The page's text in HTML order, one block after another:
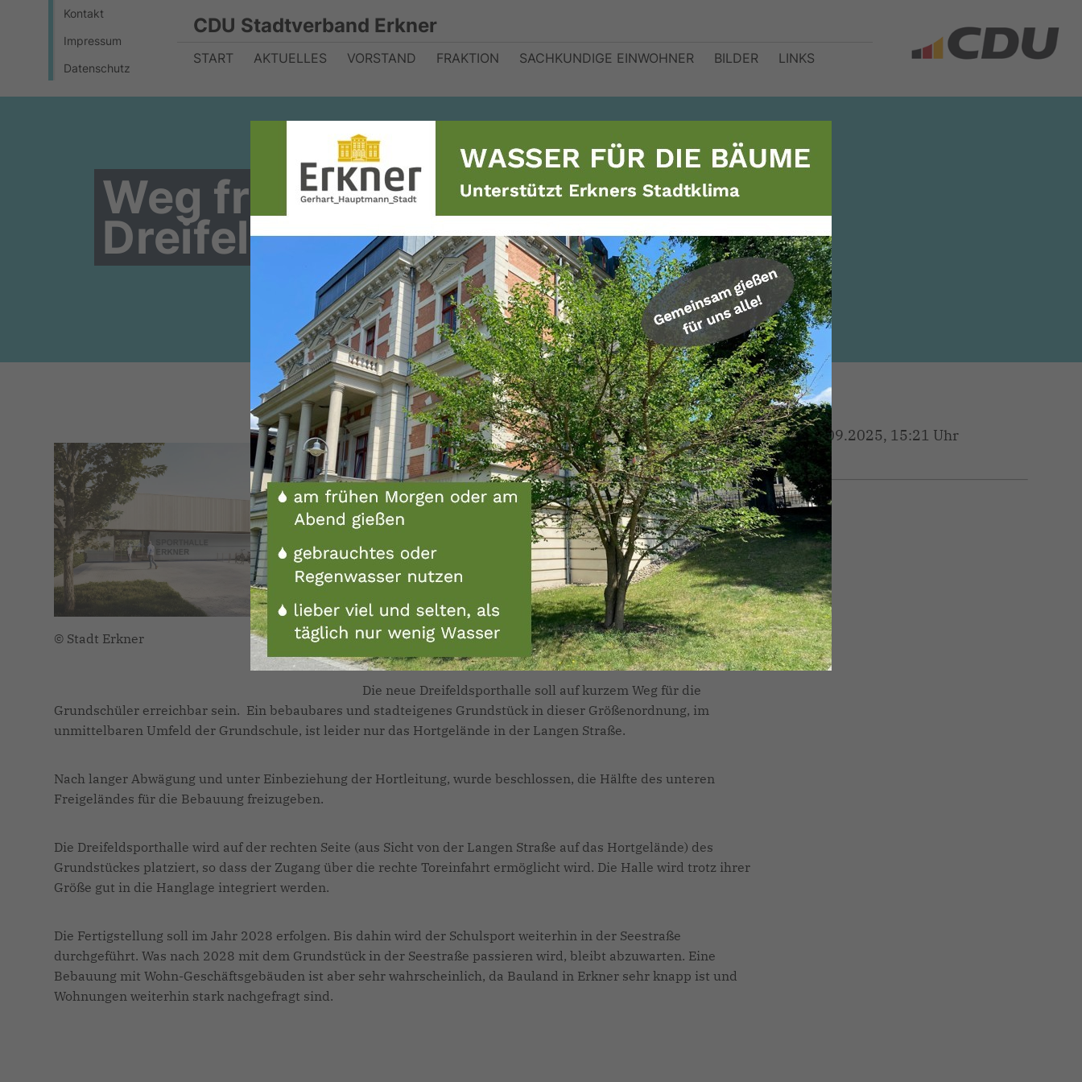
Kontakt
Impressum
Datenschutz
CDU Stadtverband Erkner
START AKTUELLES VORSTAND FRAKTION SACHKUNDIGE EINWOHNER BILDER LINKS
Weg frei für eine neue
Dreifeldsporthalle in Erkner
© Stadt Erkner
Die alte Turnhalle der Löcknitz-Grundschule in der Seestraße hat
nunmehr ausgedient. Mit großer Mehrheit der Stadtverordneten
wurde einstimmig der Beschluss gefasst, dem Unternehmen
Fechtelkord und Eggersmann GmbH den Auftrag zur Errichtung
einer Dreifeldsporthalle zu erteilen. Das Auftragsvolumen
umfasst immerhin 7,2 Millionen Euro.
Diese Investition ist notwendig, weil die alte Sporthalle in der
Seestraße zu klein und unwirtschaftlich ist und auch
altersbedingt ausgedient hat.
Die neue Dreifeldsporthalle soll auf kurzem Weg für die
Grundschüler erreichbar sein. Ein bebaubares und stadteigenes Grundstück in dieser Größenordnung, im
unmittelbaren Umfeld der Grundschule, ist leider nur das Hortgelände in der Langen Straße.
Nach langer Abwägung und unter Einbeziehung der Hortleitung, wurde beschlossen, die Hälfte des unteren
Freigeländes für die Bebauung freizugeben.
Die Dreifeldsporthalle wird auf der rechten Seite (aus Sicht von der Langen Straße auf das Hortgelände) des
Grundstückes platziert, so dass der Zugang über die rechte Toreinfahrt ermöglicht wird. Die Halle wird trotz ihrer
Größe gut in die Hanglage integriert werden.
Die Fertigstellung soll im Jahr 2028 erfolgen. Bis dahin wird der Schulsport weiterhin in der Seestraße
durchgeführt. Was nach 2028 mit dem Grundstück in der Seestraße passieren wird, bleibt abzuwarten. Eine
Bebauung mit Wohn-Geschäftsgebäuden ist aber sehr wahrscheinlich, da Bauland in Erkner sehr knapp ist und
Wohnungen weiterhin stark nachgefragt sind.
26.09.2025, 15:21 Uhr
en